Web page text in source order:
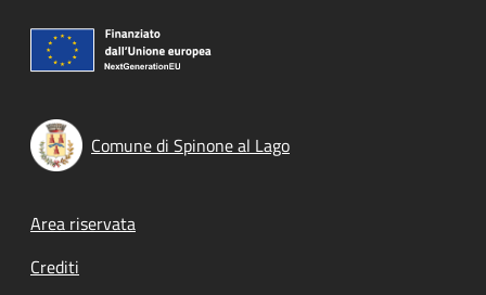
Comune di Spinone al Lago
Footer menu
Area riservata
Crediti